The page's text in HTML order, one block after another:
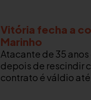
Vitória fecha a
Marinho
Atacante de 35
depois de rescindir
contrato é váldio